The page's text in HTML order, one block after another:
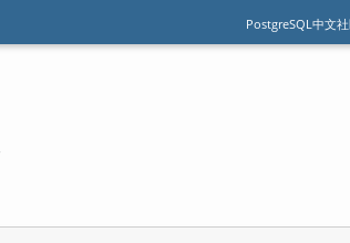
PostgreSQL中文